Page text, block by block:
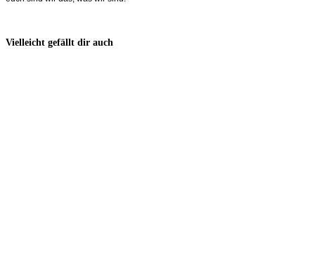
Vielleicht gefällt dir auch